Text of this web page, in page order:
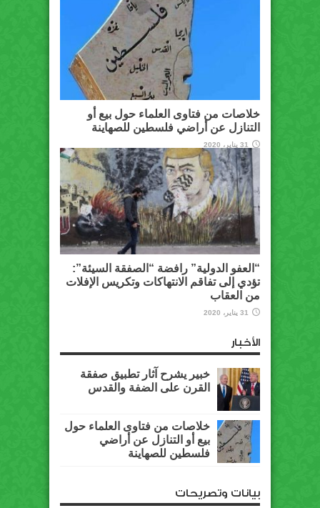
خلاصات من فتاوى العلماء حول بيع أو
التنازل عن أراضي فلسطين للصهاينة
31 يناير، 2020
“العفو الدولية” رافضة “الصفقة السيئة”:
تؤدي إلى تفاقم الانتهاكات وتكريس الإفلات
من العقاب
31 يناير، 2020
الأخبار
خبير يشرح آثار تطبيق صفقة
القرن على الضفة والقدس
خلاصات من فتاوى العلماء حول
بيع أو التنازل عن أراضي
فلسطين للصهاينة
بيانات وتصريحات